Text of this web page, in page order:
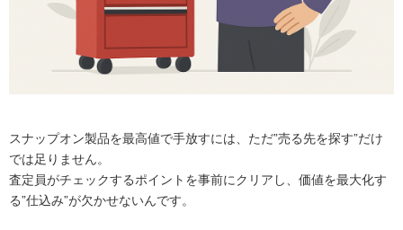
スナップオン製品を最高値で手放すには、ただ”売る先を探す”だけ
では足りません。
査定員がチェックするポイントを事前にクリアし、価値を最大化す
る”仕込み”が欠かせないんです。